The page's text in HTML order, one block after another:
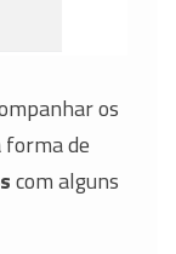
os
forma de
com alguns